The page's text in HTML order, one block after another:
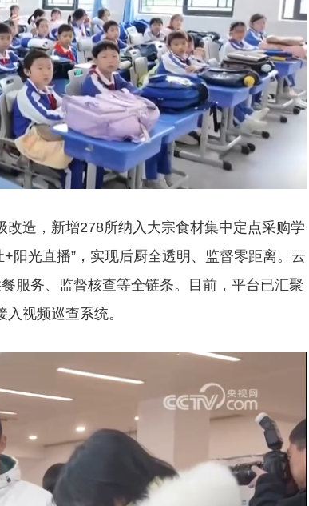
造，新增278所纳入大宗食材集中定点采购学
阳光直播”，实现后厨全透明、监督零距离。云
服务、监督核查等全链条。目前，平台已汇聚
视频巡查系统。